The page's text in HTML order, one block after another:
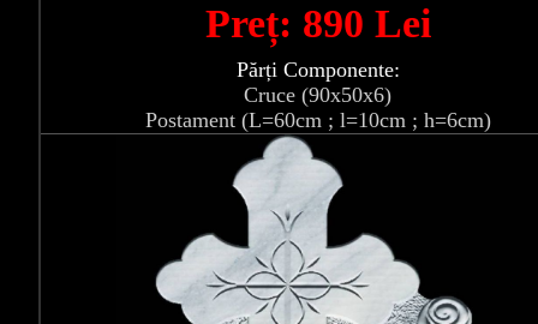
Preț: 890 Lei
Părți Componente:
Cruce (90x50x6)
Postament (L=60cm ; l=10cm ; h=6cm)